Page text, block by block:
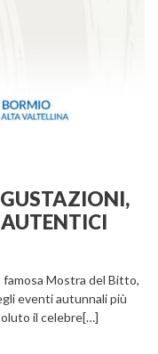
Mostra del Bitto,
eventi autunnali più
il celebre[…]